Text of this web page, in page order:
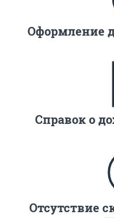
Оформление
Справок о
Отсутствие